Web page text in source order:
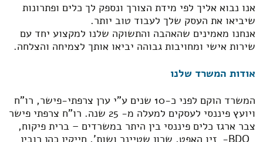
אנו נבוא אליך לפי מידת הצורך ונספק לך כלים ופתרונות
שיביאו את העסק שלך לעבוד טוב יותר.
אנחנו מאמינים שהאהבה והתשוקה שלנו למקצוע יחד עם
שירות אישי ומחויבות גבוהה יביאו אותך לצמיחה והצלחה.
אודות המשרד שלנו
המשרד הוקם לפני כ-10 שנים ע"י ערן צרפתי-פישר, רו"ח
ויועץ פיננסי לעסקים למעלה מ- 25 שנה. רו"ח צרפתי פישר
צבר ארגז כלים פיננסי בין היתר במשרדים – ברית פיקוח,